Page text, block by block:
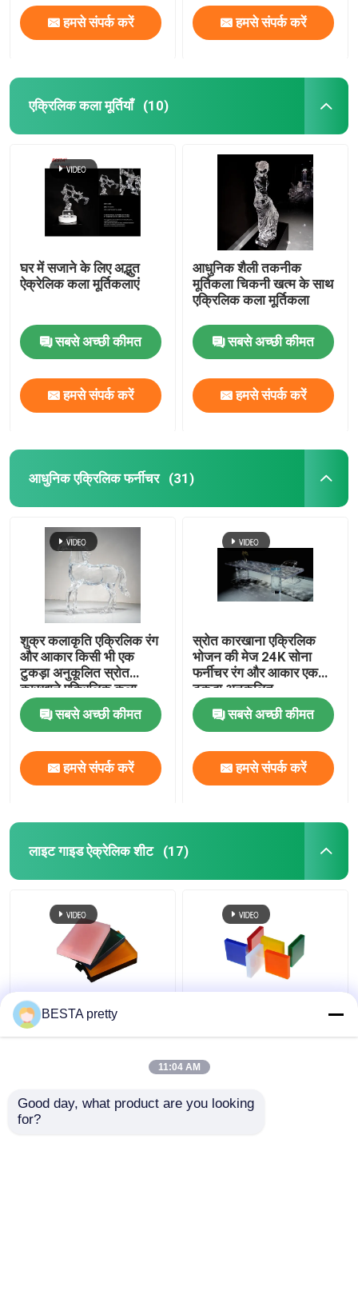
हमसे संपर्क करें हमसे संपर्क करें
एक्रिलिक कला मूर्तियाँ (10)
घर में सजाने के लिए अद्भुत
ऐक्रेलिक कला मूर्तिकलाएं
सबसे अच्छी कीमत
हमसे संपर्क करें
आधुनिक शैली तकनीक
मूर्तिकला चिकनी खत्म के साथ
एक्रिलिक कला मूर्तिकला
सबसे अच्छी कीमत
हमसे संपर्क करें
आधुनिक एक्रिलिक फर्नीचर (31)
शुक्र कलाकृति एक्रिलिक रंग
और आकार किसी भी एक
टुकड़ा अनुकूलित स्रोत
कारखाने एक्रिलिक कला
सबसे अच्छी कीमत
हमसे संपर्क करें
स्रोत कारखाना एक्रिलिक
भोजन की मेज 24K सोना
फर्नीचर रंग और आकार एक
टुकड़ा अनुकूलित
सबसे अच्छी कीमत
हमसे संपर्क करें
लाइट गाइड ऐक्रेलिक शीट (17)
2.8-15 मिमी चमकदार
फ्लोरोसेंट नीयन एक्रिलिक
मिमी-15 मिमी
BESTA pretty
11:04 AM
Good day, what product are you looking
for?